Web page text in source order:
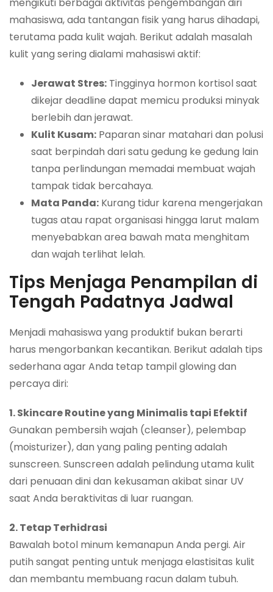
mengikuti berbagai aktivitas pengembangan diri
mahasiswa, ada tantangan fisik yang harus dihadapi,
terutama pada kulit wajah. Berikut adalah masalah
kulit yang sering dialami mahasiswi aktif:
Jerawat Stres: Tingginya hormon kortisol saat
dikejar deadline dapat memicu produksi minyak
berlebih dan jerawat.
Kulit Kusam: Paparan sinar matahari dan polusi
saat berpindah dari satu gedung ke gedung lain
tanpa perlindungan memadai membuat wajah
tampak tidak bercahaya.
Mata Panda: Kurang tidur karena mengerjakan
tugas atau rapat organisasi hingga larut malam
menyebabkan area bawah mata menghitam
dan wajah terlihat lelah.
Tips Menjaga Penampilan di
Tengah Padatnya Jadwal
Menjadi mahasiswa yang produktif bukan berarti
harus mengorbankan kecantikan. Berikut adalah tips
sederhana agar Anda tetap tampil glowing dan
percaya diri:
1. Skincare Routine yang Minimalis tapi Efektif
Gunakan pembersih wajah (cleanser), pelembap
(moisturizer), dan yang paling penting adalah
sunscreen. Sunscreen adalah pelindung utama kulit
dari penuaan dini dan kekusaman akibat sinar UV
saat Anda beraktivitas di luar ruangan.
2. Tetap Terhidrasi
Bawalah botol minum kemanapun Anda pergi. Air
putih sangat penting untuk menjaga elastisitas kulit
dan membantu membuang racun dalam tubuh.